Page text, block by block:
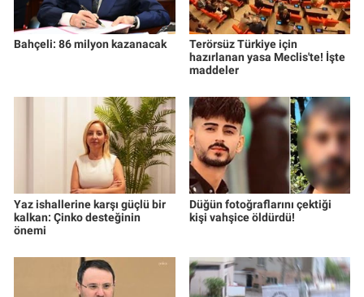
Bahçeli: 86 milyon kazanacak
Terörsüz Türkiye için
hazırlanan yasa Meclis'te! İşte
maddeler
Yaz ishallerine karşı güçlü bir
kalkan: Çinko desteğinin
önemi
Düğün fotoğraflarını çektiği
kişi vahşice öldürdü!